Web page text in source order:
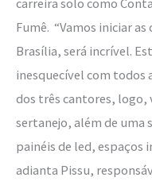
carreira solo como
Fumê. “Vamos iniciar
Brasília, será incrível.
inesquecível com todos
dos três cantores, logo,
sertanejo, além de uma
painéis de led, espaços
adianta Pissu,